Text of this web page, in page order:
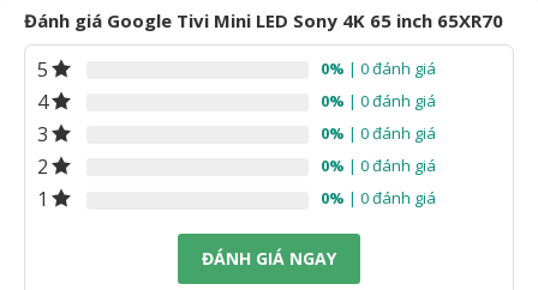
Đánh giá Google Tivi Mini LED Sony 4K 65 inch 65XR70
5 0% | 0 đánh giá
4 0% | 0 đánh giá
3 0% | 0 đánh giá
2 0% | 0 đánh giá
1 0% | 0 đánh giá
ĐÁNH GIÁ NGAY